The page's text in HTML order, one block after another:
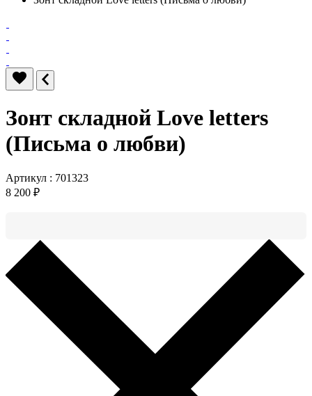
Зонт складной Love letters
(Письма о любви)
Артикул : 701323
8 200 ₽